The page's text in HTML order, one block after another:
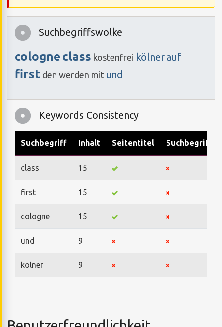
Suchbegriffswolke
cologne class kostenfrei kölner auf
first den werden mit und
Keywords Consistency
Suchbegriff Inhalt Seitentitel Suchbegriffe
class 15
first 15
cologne 15
und 9
kölner 9